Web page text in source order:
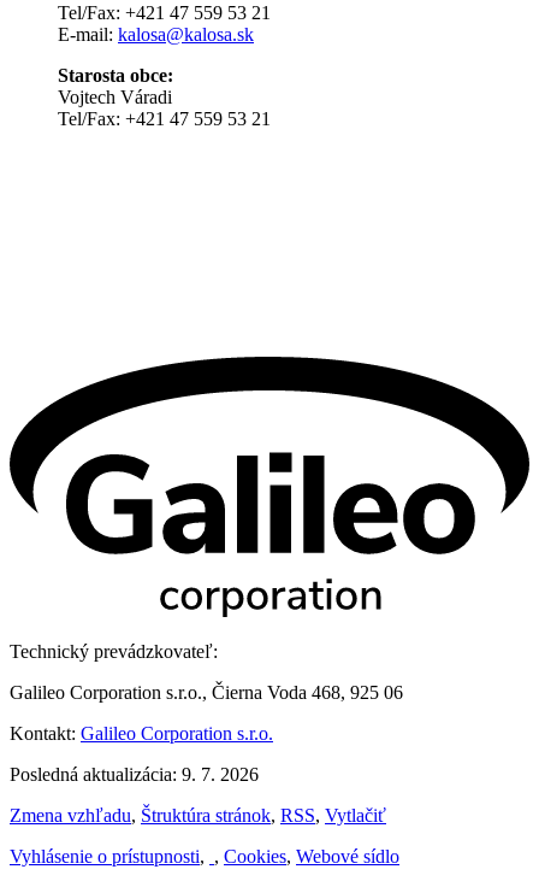
Tel/Fax: +421 47 559 53 21
E-mail: kalosa@kalosa.sk
Starosta obce:
Vojtech Váradi
Tel/Fax: +421 47 559 53 21
Technický prevádzkovateľ:
Galileo Corporation s.r.o., Čierna Voda 468, 925 06
Kontakt: Galileo Corporation s.r.o.
Posledná aktualizácia: 9. 7. 2026
Zmena vzhľadu, Štruktúra stránok, RSS, Vytlačiť
Vyhlásenie o prístupnosti, , Cookies, Webové sídlo